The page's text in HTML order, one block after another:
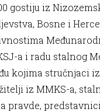
iz
Bosne i
a i radu stalnog
kojima stručnjaci
iz MMKS-a,
pravde,